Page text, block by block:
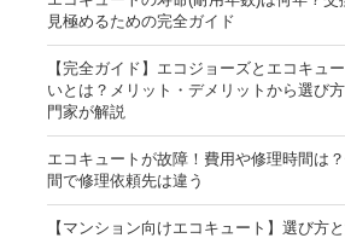
見極めるための完全ガイド
【完全ガイド】エコジョーズとエコキュ
いとは？メリット・デメリットから選び
門家が解説
エコキュートが故障！費用や修理時間は
間で修理依頼先は違う
【マンション向けエコキュート】選び方